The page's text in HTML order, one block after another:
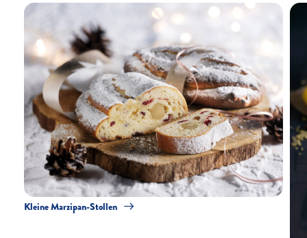
Kleine Marzipan-Stollen